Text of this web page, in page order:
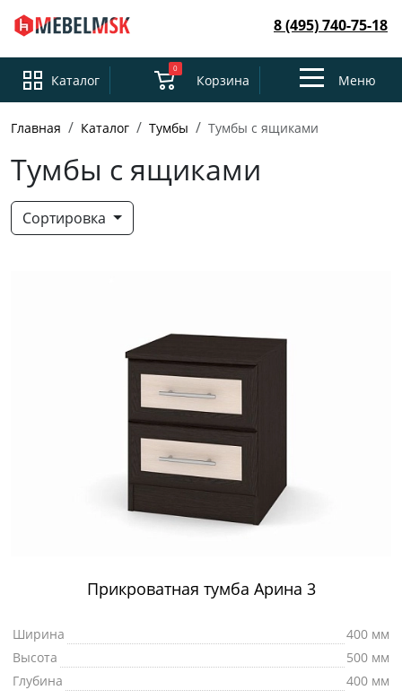
8 (495) 740-75-18
Каталог
0
Корзина
ToggleМеню
Главная Каталог Тумбы Тумбы с ящиками
Тумбы с ящиками
Сортировка
Прикроватная тумба Арина 3
Ширина
400 мм
Высота
500 мм
Глубина
400 мм